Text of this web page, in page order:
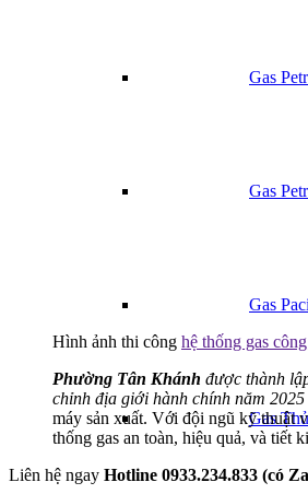
Gas
Gas
Gas
Gas
Hình ảnh thi công hệ thống gas
Phường Tân Khánh được thành
chỉnh địa giới hành chính năm
máy sản xuất. Với đội ngũ kỹ thuật
thống gas an toàn, hiệu quả, và tiết
Liên hệ ngay Hotline 0933.234.833 (có